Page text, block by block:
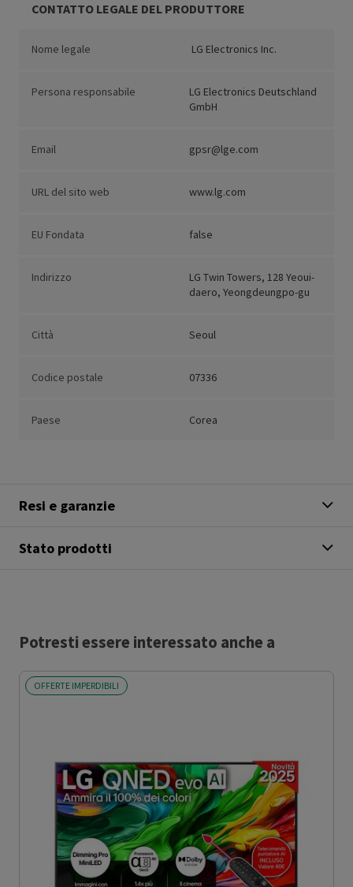
CONTATTO LEGALE DEL PRODUTTORE
Nome legale LG Electronics Inc.
Persona responsabile
LG Electronics Deutschland
GmbH
Email gpsr@lge.com
URL del sito web www.lg.com
EU Fondata false
Indirizzo
LG Twin Towers, 128 Yeoui-
daero, Yeongdeungpo-gu
Città Seoul
Codice postale 07336
Paese Corea
Resi e garanzie
Stato prodotti
Potresti essere interessato anche a
OFFERTE IMPERDIBILI